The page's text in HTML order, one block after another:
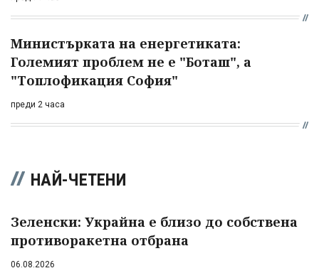
Министърката на енергетиката:
Големият проблем не е "Боташ", а
"Топлофикация София"
преди 2 часа
НАЙ-ЧЕТЕНИ
Зеленски: Украйна е близо до собствена
противоракетна отбрана
06.08.2026